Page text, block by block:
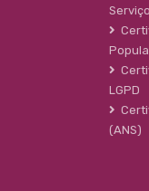
LGPD
(ANS)